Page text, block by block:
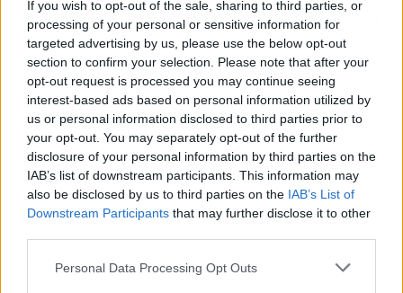
If you wish to opt-out of the sale, sharing to third parties, or
processing of your personal or sensitive information for
targeted advertising by us, please use the below opt-out
section to confirm your selection. Please note that after your
opt-out request is processed you may continue seeing
interest-based ads based on personal information utilized by
us or personal information disclosed to third parties prior to
your opt-out. You may separately opt-out of the further
disclosure of your personal information by third parties on the
IAB’s list of downstream participants. This information may
also be disclosed by us to third parties on the IAB’s List of
Downstream Participants that may further disclose it to other
Personal Data Processing Opt Outs
soloafectaal prestigio del club, sino también
laeconomía, al perderse ingresos
importantes. Los aficionados esperaban con
ansias el regreso a casa, pero los continuos
retrasos y las complejidades en la obtención de
permisos parciales para garantizar la seguridad
en el Spotify Camp Nou siembran dudas sobre
la viabilidad de los plazos anunciados y la
capacidad del club para gestionar un proyecto
de esta envergadura sin mayores sobresaltos.
Más información: Laporta da golpe en la mesa: palanca